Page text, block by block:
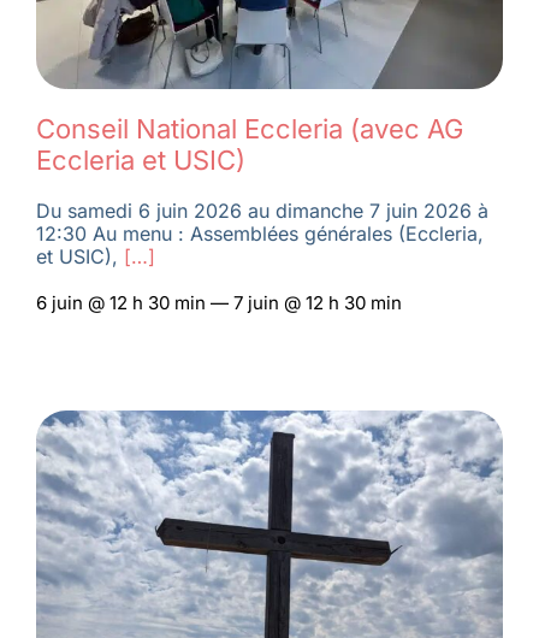
Conseil National Eccleria (avec AG
Eccleria et USIC)
Du samedi 6 juin 2026 au dimanche 7 juin 2026 à
12:30 Au menu : Assemblées générales (Eccleria,
et USIC), […]
6 juin @ 12 h 30 min — 7 juin @ 12 h 30 min